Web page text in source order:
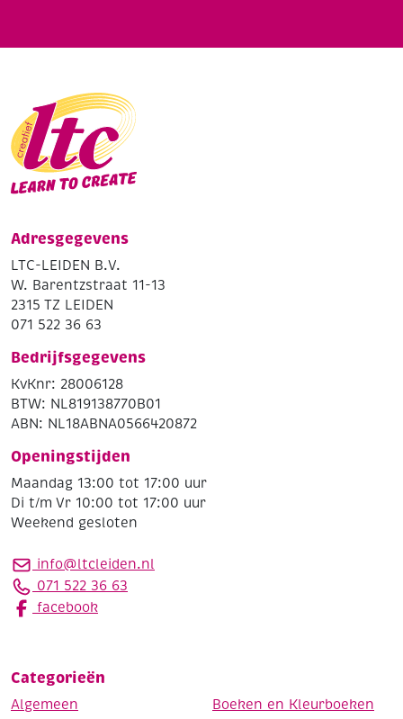
Adresgegevens
LTC-LEIDEN B.V.
W. Barentzstraat 11-13
2315 TZ LEIDEN
071 522 36 63
Bedrijfsgegevens
KvKnr: 28006128
BTW: NL819138770B01
ABN: NL18ABNA0566420872
Openingstijden
Maandag 13:00 tot 17:00 uur
Di t/m Vr 10:00 tot 17:00 uur
Weekend gesloten
info@ltcleiden.nl
071 522 36 63
facebook
Categorieën
Algemeen
Boeken en Kleurboeken